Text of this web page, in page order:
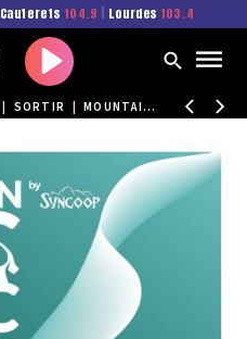
Cauterets 104.9 Lourdes 103.4
Play
SORTIR MOUNTAIN DISC OPTIC REVIENT POUR UNE SECONDE ÉDITION